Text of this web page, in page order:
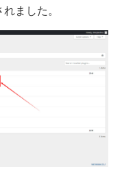
ました。